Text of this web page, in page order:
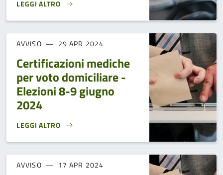
LEGGI ALTRO
AVVISO SERVIZIO DI NAVETTA DA SEGGIO DI PIAN DEGLI
AVVISO 29 APR 2024
Certificazioni mediche
per voto domiciliare -
Elezioni 8-9 giugno
2024
LEGGI ALTRO
CERTIFICAZIONI MEDICHE PER VOTO DOMICILIARE -
AVVISO 17 APR 2024